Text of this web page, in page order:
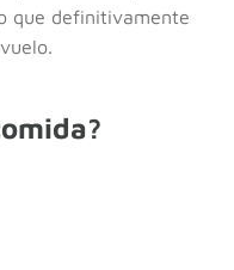
que definitivamente